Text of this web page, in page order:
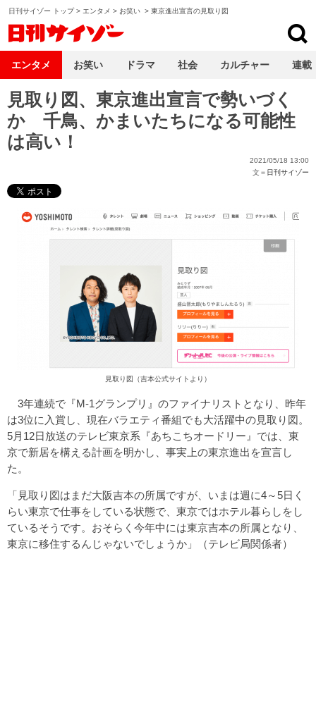
日刊サイゾー トップ> エンタメ > お笑い > 東京進出宣言の見取り図
見取り図、東京進出宣言で勢いづく
か 千鳥、かまいたちになる可能性
は高い！
2021/05/18 13:00
文＝ 日刊サイゾー
見取り図（吉本公式サイトより）
3年連続で『M-1グランプリ』のファイナリストとなり、昨年
は3位に入賞し、現在バラエティ番組でも大活躍中の見取り図。
5月12日放送のテレビ東京系『あちこちオードリー』では、東
京で新居を構える計画を明かし、事実上の東京進出を宣言し
た。
「見取り図はまだ大阪吉本の所属ですが、いまは週に4～5日く
らい東京で仕事をしている状態で、東京ではホテル暮らしをし
ているそうです。おそらく今年中には東京吉本の所属となり、
東京に移住するんじゃないでしょうか」（テレビ局関係者）
エンタメ お笑い ドラマ 社会 カルチャー 連載